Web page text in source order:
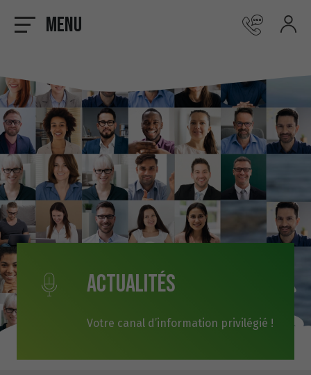
Menu
Actualités
Votre canal d’information privilégié !